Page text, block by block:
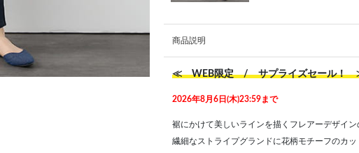
商品説明
≪ WEB限定 / サプライズセール
2026年8月6日(木)23:59まで
裾にかけて美しいラインを描くフレアーデザイン
繊細なストライプグランドに花柄モチーフのカ